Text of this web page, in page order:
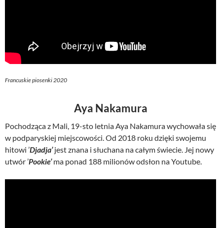
Francuskie piosenki 2020
Aya Nakamura
Pochodząca z Mali, 19-sto letnia Aya Nakamura wychowała się
w podparyskiej miejscowości. Od 2018 roku dzięki swojemu
hitowi ’Djadja’jest znana i słuchana na całym świecie. Jej nowy
utwór ’Pookie’ma ponad 188 milionów odsłon na Youtube.